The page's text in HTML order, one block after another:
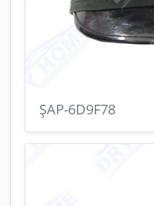
ŞAP-6D9F78